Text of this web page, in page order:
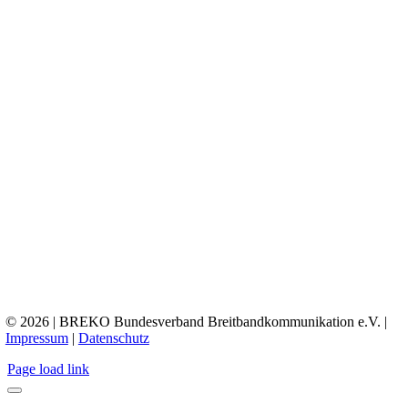
© 2026 | BREKO Bundesverband Breitbandkommunikation e.V. |
Impressum| Datenschutz
Page load link